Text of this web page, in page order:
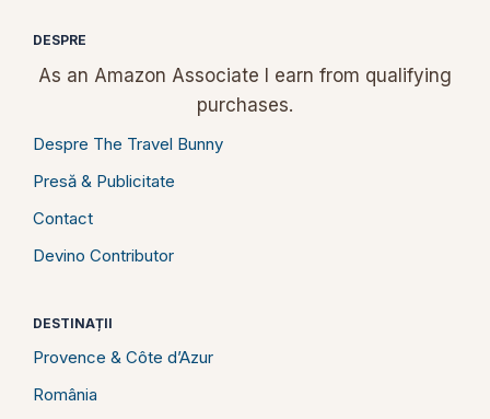
DESPRE
As an Amazon Associate I earn from qualifying
purchases.
Despre The Travel Bunny
Presă & Publicitate
Contact
Devino Contributor
DESTINAȚII
Provence & Côte d’Azur
România